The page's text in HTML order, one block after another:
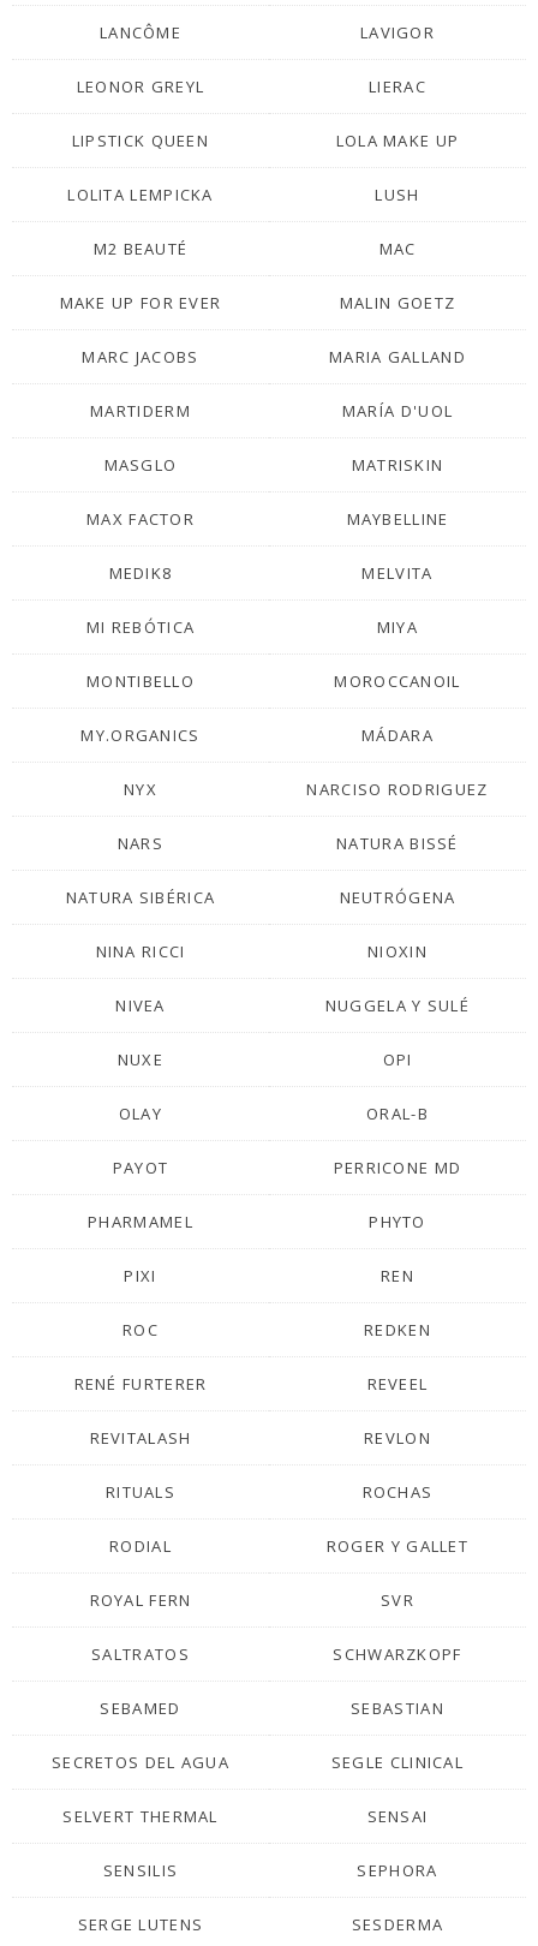
LANCÔME LAVIGOR
LEONOR GREYL LIERAC
LIPSTICK QUEEN LOLA MAKE UP
LOLITA LEMPICKA LUSH
M2 BEAUTÉ MAC
MAKE UP FOR EVER MALIN GOETZ
MARC JACOBS MARIA GALLAND
MARTIDERM MARÍA D'UOL
MASGLO MATRISKIN
MAX FACTOR MAYBELLINE
MEDIK8 MELVITA
MI REBÓTICA MIYA
MONTIBELLO MOROCCANOIL
MY.ORGANICS MÁDARA
NYX NARCISO RODRIGUEZ
NARS NATURA BISSÉ
NATURA SIBÉRICA NEUTRÓGENA
NINA RICCI NIOXIN
NIVEA NUGGELA Y SULÉ
NUXE OPI
OLAY ORAL-B
PAYOT PERRICONE MD
PHARMAMEL PHYTO
PIXI REN
ROC REDKEN
RENÉ FURTERER REVEEL
REVITALASH REVLON
RITUALS ROCHAS
RODIAL ROGER Y GALLET
ROYAL FERN SVR
SALTRATOS SCHWARZKOPF
SEBAMED SEBASTIAN
SECRETOS DEL AGUA SEGLE CLINICAL
SELVERT THERMAL SENSAI
SENSILIS SEPHORA
SERGE LUTENS SESDERMA